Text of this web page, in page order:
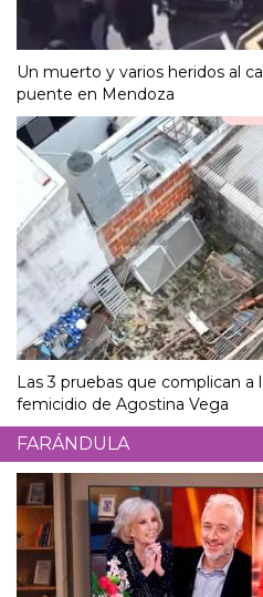
Un muerto y varios heridos al
puente en Mendoza
Las 3 pruebas que complican
femicidio de Agostina Vega
FARÁNDULA